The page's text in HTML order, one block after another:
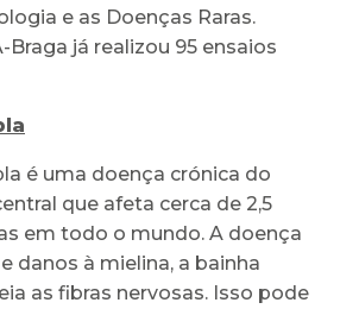
e as Doenças Raras.
Braga já realizou 95 ensaios
é uma doença crónica do
que afeta cerca de 2,5
em todo o mundo. A doença
danos à mielina, a bainha
as fibras nervosas. Isso pode